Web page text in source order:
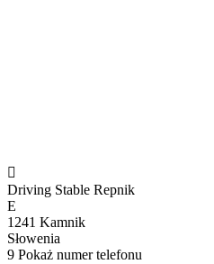

Driving Stable Repnik
E
1241 Kamnik
Słowenia
9 Pokaż numer telefonu